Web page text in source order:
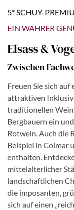
5* SCHUY-
EIN WAHRER
Elsass &
Zwischen
Freuen Sie sich
attraktiven
traditionellen
Bergbauern ein
Rotwein. Auch die
Beispiel in Colmar
enthalten.
mittelalterlicher
landschaftlichen
die imposanten,
sich auf einen